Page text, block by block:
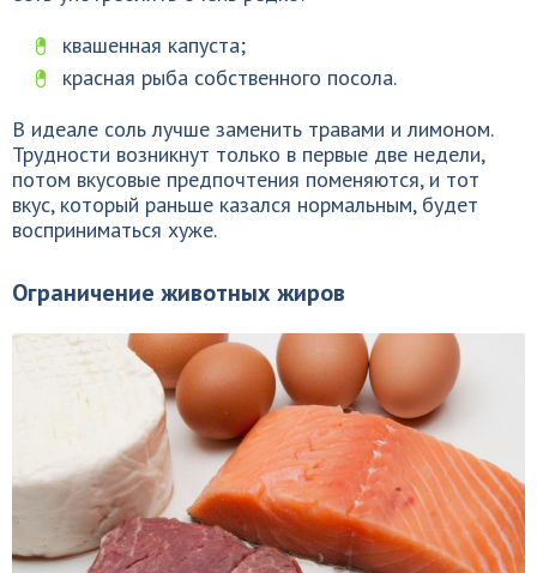
квашенная капуста;
красная рыба собственного посола.
В идеале соль лучше заменить травами и лимоном.
Трудности возникнут только в первые две недели,
потом вкусовые предпочтения поменяются, и тот
вкус, который раньше казался нормальным, будет
восприниматься хуже.
Ограничение животных жиров